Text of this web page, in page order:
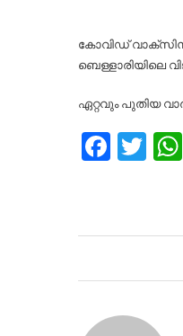
കോവിഡ്
ബെള്ളാരിയിലെ
ഏറ്റവും പുതിയ